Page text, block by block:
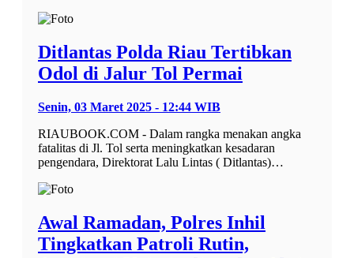
Ditlantas Polda Riau Tertibkan
Odol di Jalur Tol Permai
Senin, 03 Maret 2025 - 12:44 WIB
RIAUBOOK.COM - Dalam rangka menakan angka
fatalitas di Jl. Tol serta meningkatkan kesadaran
pengendara, Direktorat Lalu Lintas ( Ditlantas)…
Awal Ramadan, Polres Inhil
Tingkatkan Patroli Rutin,